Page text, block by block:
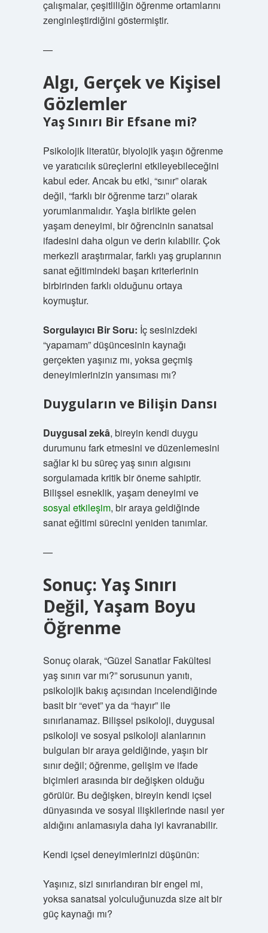
çalışmalar, çeşitliliğin öğrenme ortamlarını
zenginleştirdiğini göstermiştir.
—
Algı, Gerçek ve Kişisel
Gözlemler
Yaş Sınırı Bir Efsane mi?
Psikolojik literatür, biyolojik yaşın öğrenme
ve yaratıcılık süreçlerini etkileyebileceğini
kabul eder. Ancak bu etki, “sınır” olarak
değil, “farklı bir öğrenme tarzı” olarak
yorumlanmalıdır. Yaşla birlikte gelen
yaşam deneyimi, bir öğrencinin sanatsal
ifadesini daha olgun ve derin kılabilir. Çok
merkezli araştırmalar, farklı yaş gruplarının
sanat eğitimindeki başarı kriterlerinin
birbirinden farklı olduğunu ortaya
koymuştur.
Sorgulayıcı Bir Soru: İç sesinizdeki
“yapamam” düşüncesinin kaynağı
gerçekten yaşınız mı, yoksa geçmiş
deneyimlerinizin yansıması mı?
Duyguların ve Bilişin Dansı
Duygusal zekâ, bireyin kendi duygu
durumunu fark etmesini ve düzenlemesini
sağlar ki bu süreç yaş sınırı algısını
sorgulamada kritik bir öneme sahiptir.
Bilişsel esneklik, yaşam deneyimi ve
sosyal etkileşim, bir araya geldiğinde
sanat eğitimi sürecini yeniden tanımlar.
—
Sonuç: Yaş Sınırı
Değil, Yaşam Boyu
Öğrenme
Sonuç olarak, “Güzel Sanatlar Fakültesi
yaş sınırı var mı?” sorusunun yanıtı,
psikolojik bakış açısından incelendiğinde
basit bir “evet” ya da “hayır” ile
sınırlanamaz. Bilişsel psikoloji, duygusal
psikoloji ve sosyal psikoloji alanlarının
bulguları bir araya geldiğinde, yaşın bir
sınır değil; öğrenme, gelişim ve ifade
biçimleri arasında bir değişken olduğu
görülür. Bu değişken, bireyin kendi içsel
dünyasında ve sosyal ilişkilerinde nasıl yer
aldığını anlamasıyla daha iyi kavranabilir.
Kendi içsel deneyimlerinizi düşünün:
Yaşınız, sizi sınırlandıran bir engel mi,
yoksa sanatsal yolculuğunuzda size ait bir
güç kaynağı mı?